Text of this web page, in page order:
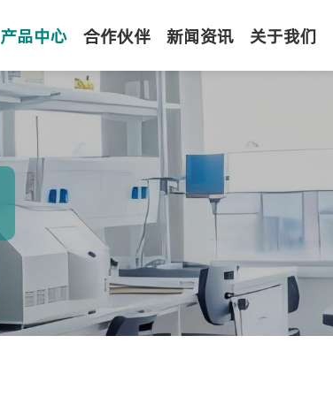
产品中心 合作伙伴 新闻资讯 关于我们